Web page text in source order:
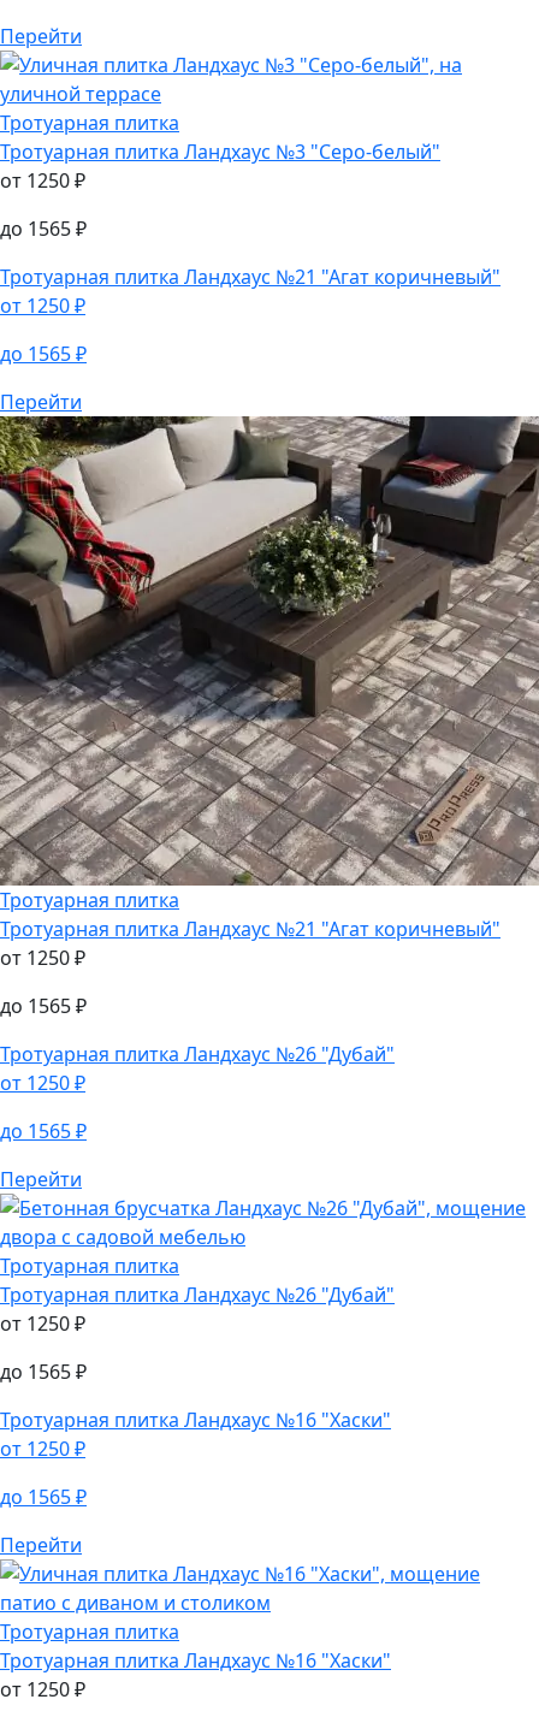
Перейти
Тротуарная плитка
Тротуарная плитка Ландхаус №3 "Серо-белый"
от 1250₽
до 1565₽
Тротуарная плитка Ландхаус №21 "Агат коричневый"
от 1250₽
до 1565₽
Перейти
Тротуарная плитка
Тротуарная плитка Ландхаус №21 "Агат коричневый"
от 1250₽
до 1565₽
Тротуарная плитка Ландхаус №26 "Дубай"
от 1250₽
до 1565₽
Перейти
Тротуарная плитка
Тротуарная плитка Ландхаус №26 "Дубай"
от 1250₽
до 1565₽
Тротуарная плитка Ландхаус №16 "Хаски"
от 1250₽
до 1565₽
Перейти
Тротуарная плитка
Тротуарная плитка Ландхаус №16 "Хаски"
от 1250₽